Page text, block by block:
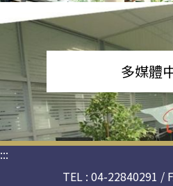
多媒體
:::
TEL : 04-22840291 /